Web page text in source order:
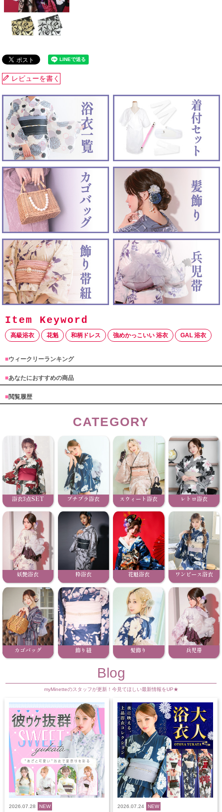
レビューを書く
高級浴衣 花魁 和柄ドレス 強めかっこいい 浴衣 GAL 浴衣
■ウィークリーランキング
■あなたにおすすめの商品
■閲覧履歴
CATEGORY
浴衣3点SET プチプラ浴衣 スウィート浴衣 レトロ浴衣
妖艶浴衣 粋浴衣 花魁浴衣 ワンピース浴衣
カゴバッグ 飾り紐 髪飾り 兵児帯
Blog
myMinetteのスタッフが更新！今見てほしい最新情報をUP★
2026.07.28 NEW 2026.07.24 NEW